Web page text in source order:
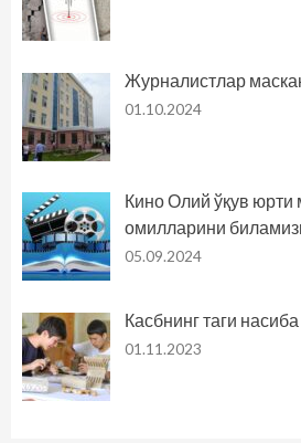
Журналистлар
01.10.2024
Кино Олий ўқув
омилларини
05.09.2024
Касбнинг таги насиба
01.11.2023